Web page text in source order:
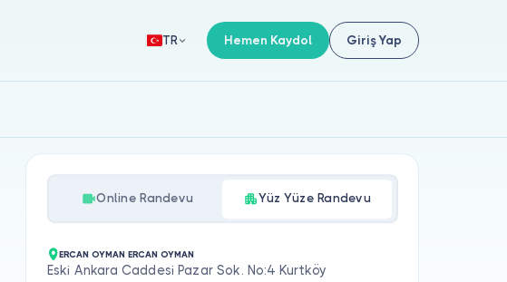
TR Hemen Kaydol Giriş Yap
Online Randevu Yüz Yüze Randevu
ERCAN OYMAN ERCAN OYMAN
Eski Ankara Caddesi Pazar Sok. No:4 Kurtköy